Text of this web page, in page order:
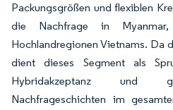
Packungsgrößen und flexiblen
die Nachfrage in
Hochlandregionen Vietnams. Da
dient dieses Segment als
Hybridakzeptanz und
Nachfrageschichten im